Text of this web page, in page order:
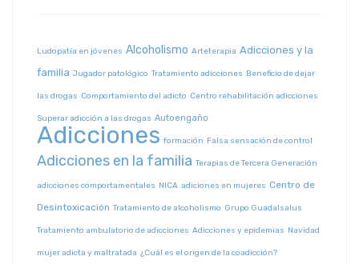
Ludopatía en jóvenes Alcoholismo Arteterapia Adicciones y la
familia Jugador patológico Tratamiento adicciones Beneficio de dejar
las drogas Comportamiento del adicto Centro rehabilitación adicciones
Superar adicción a las drogas Autoengaño
Adicciones formación Falsa sensación de control
Adicciones en la familia Terapias de Tercera Generación
adicciones comportamentales NICA adiciones en mujeres Centro de
Desintoxicación Tratamiento de alcoholismo Grupo Guadalsalus
Tratamiento ambulatorio de adicciones Adicciones y epidemias Navidad
mujer adicta y maltratada ¿Cuál es el origen de la coadicción?